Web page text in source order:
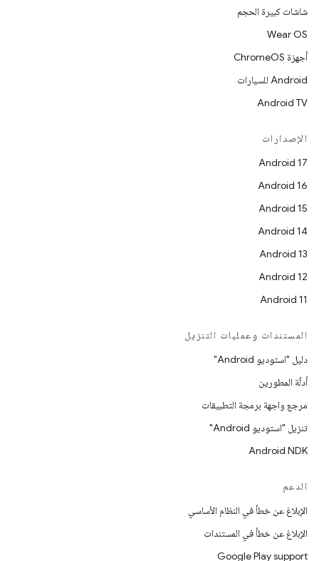
شاشات كبيرة الحجم
Wear OS
أجهزة ChromeOS
Android للسيارات
Android TV
الإصدارات
Android 17
Android 16
Android 15
Android 14
Android 13
Android 12
Android 11
المستندات وعمليات التنزيل
دليل "استوديو Android"
أدلّة المطورين
مرجع واجهة برمجة التطبيقات
تنزيل "استوديو Android"
Android NDK
الدعم
الإبلاغ عن خطأ في النظام الأساسي
الإبلاغ عن خطأ في المستندات
Google Play support